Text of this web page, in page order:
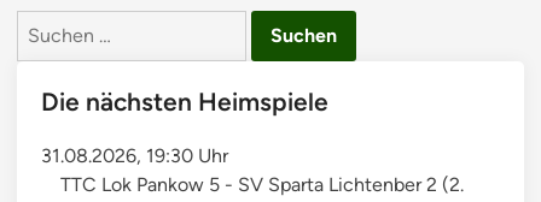
Suchen
Die nächsten Heimspiele
31.08.2026, 19:30 Uhr
TTC Lok Pankow 5 - SV Sparta Lichtenber 2 (2.